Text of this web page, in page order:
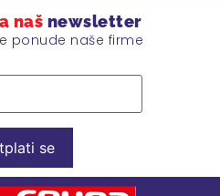
naš newsletter
ponude naše firme
se